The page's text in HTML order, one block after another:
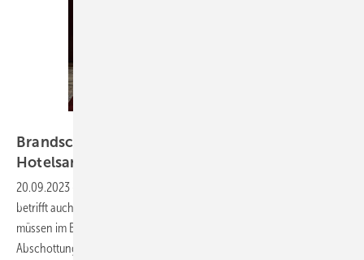
Brandschutztechnische Stolperfallen bei
Hotelsanierungen
20.09.2023
betrifft auch die Gebäudeentwässerung. Entwässerungssysteme
müssen im Brandfall beispielsweise eine ausreichende
Abschottungswirkung zwischen den Geschossen aufweisen. Viele